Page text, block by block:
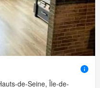
de-Seine, Île-de-